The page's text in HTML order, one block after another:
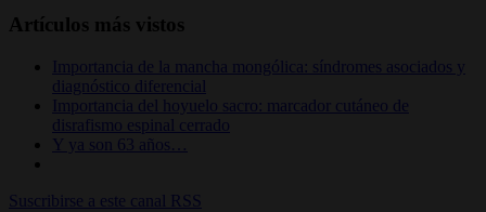
Artículos más vistos
Importancia de la mancha mongólica: síndromes asociados y
diagnóstico diferencial
Importancia del hoyuelo sacro: marcador cutáneo de
disrafismo espinal cerrado
Y ya son 63 años…
Suscribirse a este canal RSS